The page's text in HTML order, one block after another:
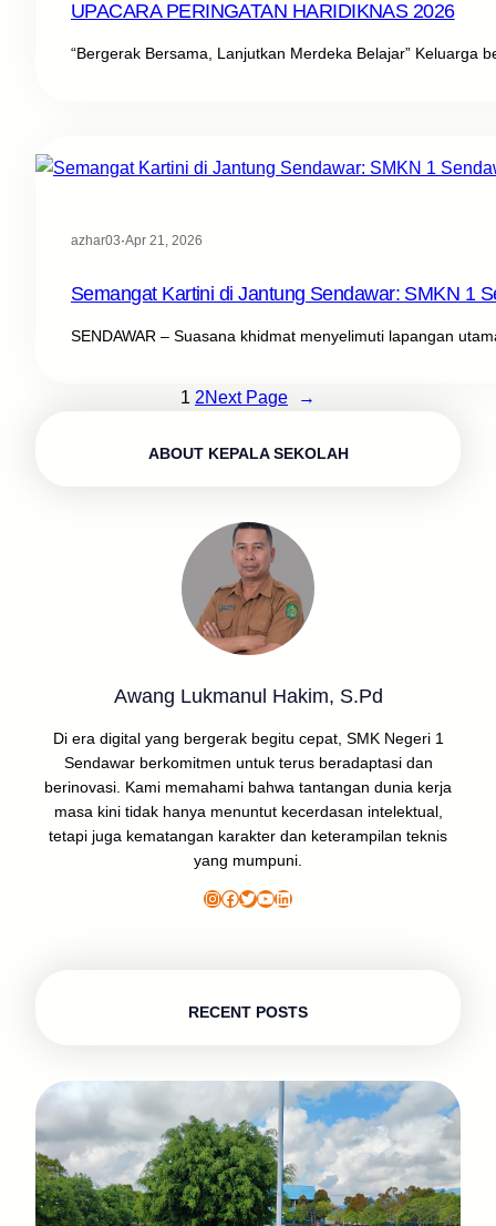
UPACARA PERINGATAN HARIDIKNAS 2026
“Bergerak Bersama, Lanjutkan Merdeka Belajar”
azhar03·Apr 21, 2026
Semangat Kartini di Jantung Sendawar: SMKN 1
SENDAWAR – Suasana khidmat menyelimuti lapangan
1 2Next Page →
ABOUT KEPALA SEKOLAH
Awang Lukmanul Hakim, S.Pd
Di era digital yang bergerak begitu cepat, SMK Negeri 1
Sendawar berkomitmen untuk terus beradaptasi dan
berinovasi. Kami memahami bahwa tantangan dunia kerja
masa kini tidak hanya menuntut kecerdasan intelektual,
tetapi juga kematangan karakter dan keterampilan teknis
yang mumpuni.
InstagramFacebook Twitter YouTube LinkedIn
RECENT POSTS